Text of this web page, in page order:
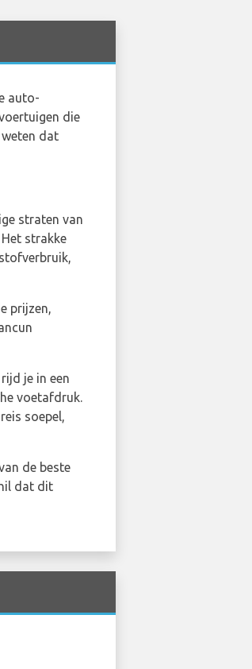
auto-
die
dat
straten van
strakke
prijzen,
je in een
voetafdruk.
soepel,
de beste
dat dit